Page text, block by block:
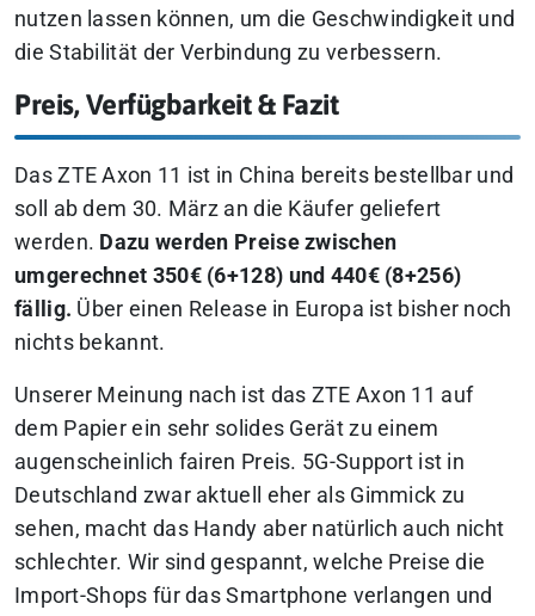
nutzen lassen können, um die Geschwindigkeit und
die Stabilität der Verbindung zu verbessern.
Preis, Verfügbarkeit & Fazit
Das ZTE Axon 11 ist in China bereits bestellbar und
soll ab dem 30. März an die Käufer geliefert
werden. Dazu werden Preise zwischen
umgerechnet 350€ (6+128) und 440€ (8+256)
fällig. Über einen Release in Europa ist bisher noch
nichts bekannt.
Unserer Meinung nach ist das ZTE Axon 11 auf
dem Papier ein sehr solides Gerät zu einem
augenscheinlich fairen Preis. 5G-Support ist in
Deutschland zwar aktuell eher als Gimmick zu
sehen, macht das Handy aber natürlich auch nicht
schlechter. Wir sind gespannt, welche Preise die
Import-Shops für das Smartphone verlangen und